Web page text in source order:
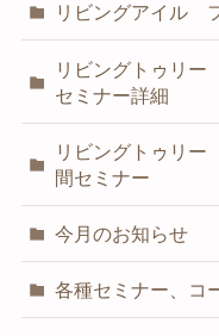
リビングアイル
リビングトゥリ
セミナー詳細
リビングトゥリ
間セミナー
今月のお知らせ
各種セミナー、コ